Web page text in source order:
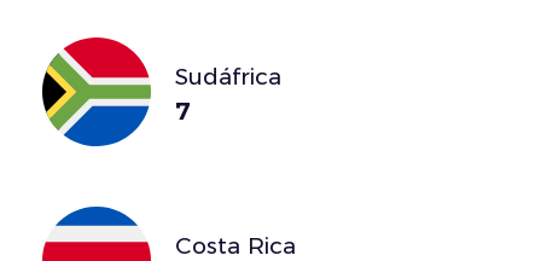
Sudáfrica
7
Costa Rica